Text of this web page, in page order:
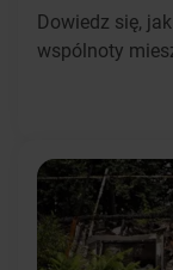
Dowiedz się,
wspólnoty